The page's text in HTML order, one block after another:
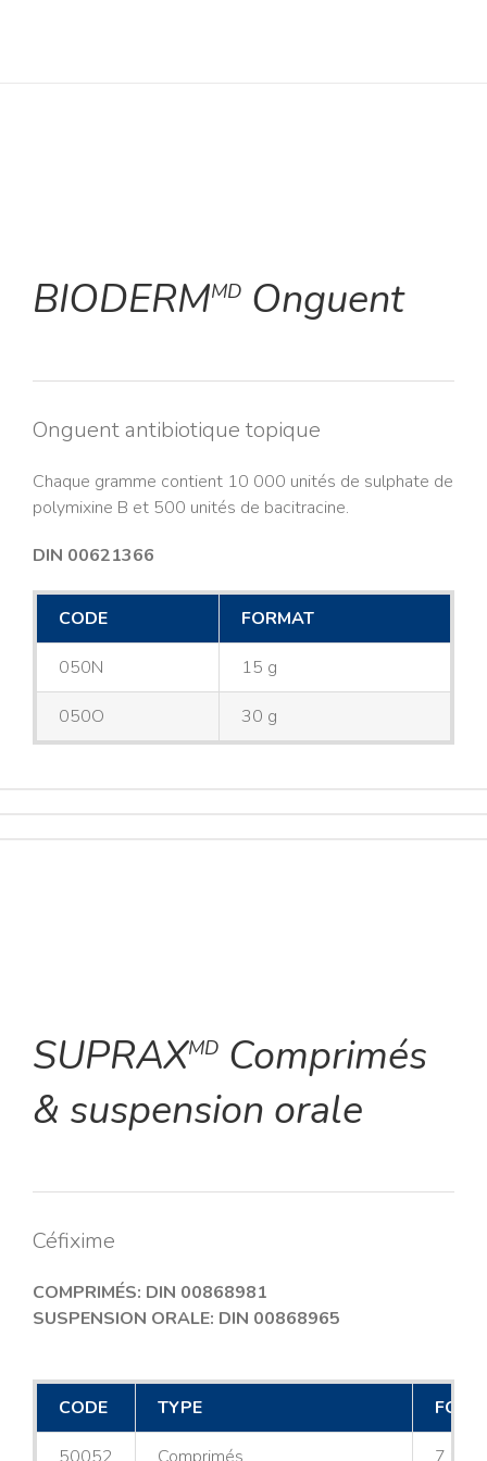
BIODERMMD Onguent
Onguent antibiotique topique
Chaque gramme contient 10 000 unités de sulphate de
polymixine B et 500 unités de bacitracine.
DIN 00621366
CODE FORMAT
050N 15 g
050O 30 g
SUPRAXMD Comprimés
& suspension orale
Céfixime
COMPRIMÉS: DIN 00868981
SUSPENSION ORALE: DIN 00868965
CODE TYPE